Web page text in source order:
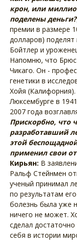
крон, или
поделены деньги?
премии в размере
долларов)
Бойтлер и
Напомню, что Брюс
Чикаго. Он -
генетики в
Хойя
Люксембурге в
2007 года
Прискорбно, что
разработавший
этой
применил свои
Кирьян: В
Ральф Стейнмен
ученый принимал
по результатам
болезнь была уже
ничего не может.
сделал
себя в истории